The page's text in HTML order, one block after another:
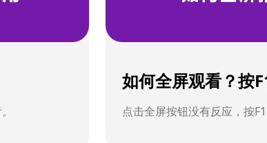
如何全屏观看？按
点击全屏按钮没有反应，按